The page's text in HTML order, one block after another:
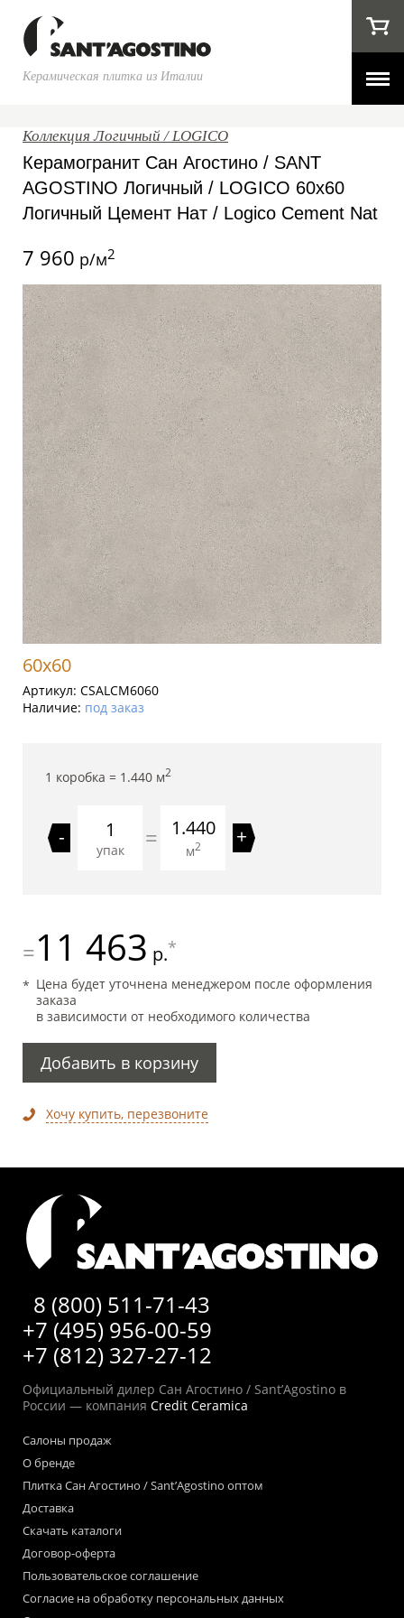
Керамическая плитка из Италии
Коллекция Логичный / LOGICO
Керамогранит Сан Агостино / SANT
AGOSTINO Логичный / LOGICO 60x60
Логичный Цемент Нат / Logico Cement Nat
7 960 р/м2
60x60
Артикул: CSALCM6060
Наличие: под заказ
1 коробка = 1.440 м2
-
упак = 1.440
м2 +
=11 463 р.*
Цена будет уточнена менеджером после оформления
заказа
в зависимости от необходимого количества
Добавить в корзину
Хочу купить, перезвоните
8 (800) 511-71-43
+7 (495) 956-00-59
+7 (812) 327-27-12
Официальный дилер Сан Агостино / Sant’Agostino в
России — компания Credit Ceramica
Салоны продаж
О бренде
Плитка Сан Агостино / Sant’Agostino оптом
Доставка
Скачать каталоги
Договор-оферта
Пользовательское соглашение
Согласие на обработку персональных данных